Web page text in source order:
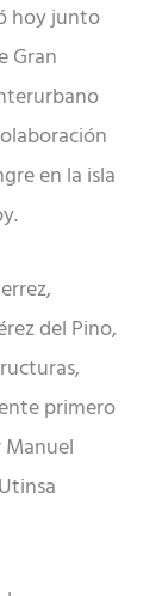
hoy junto
Gran
en la isla
del Pino,
primero